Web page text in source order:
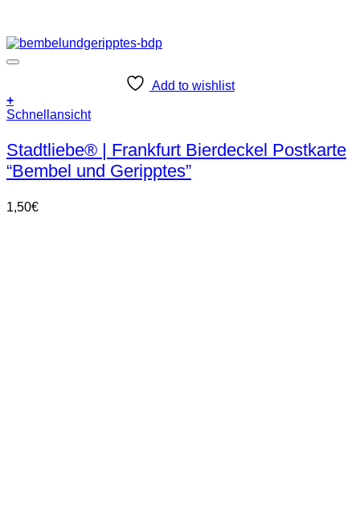
Add to wishlist
+
Schnellansicht
Stadtliebe® | Frankfurt Bierdeckel Postkarte
“Bembel und Geripptes”
1,50€